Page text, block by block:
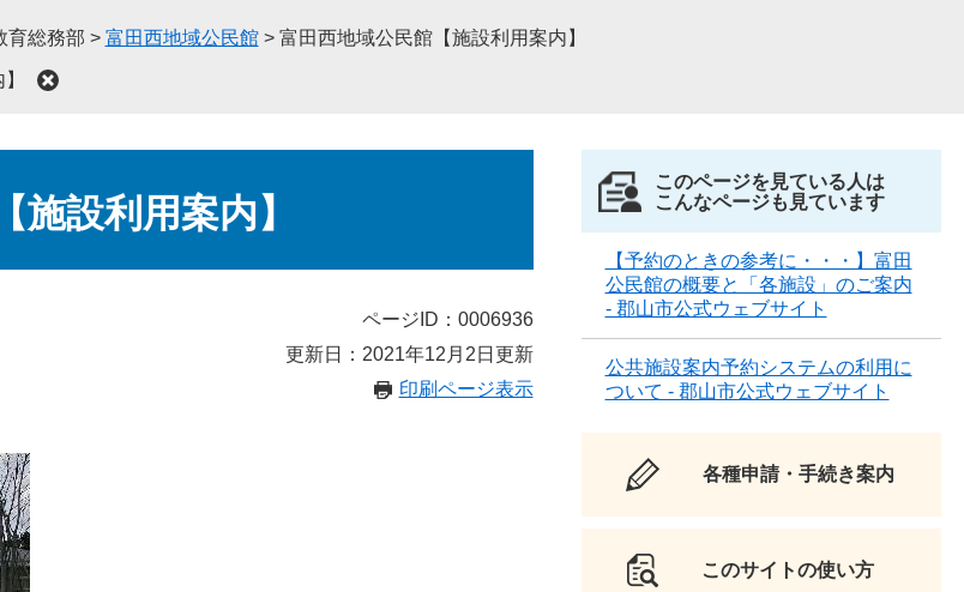
育総務部 > 富田西地域公民館 > 富田西地域公民館【施設利用案内】
施設利用案内】
ページID：0006936
更新日：2021年12月2日更新
印刷ページ表示
このページを見ている人は
こんなページも見ています
【予約のときの参考に・・・】富田
公民館の概要と「各施設」のご案内
- 郡山市公式ウェブサイト
公共施設案内予約システムの利用に
ついて - 郡山市公式ウェブサイト
各種申請・手続き案内
このサイトの使い方